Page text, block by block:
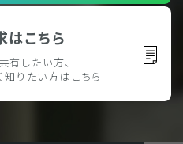
はこちら
有したい方、
知りたい方はこちら